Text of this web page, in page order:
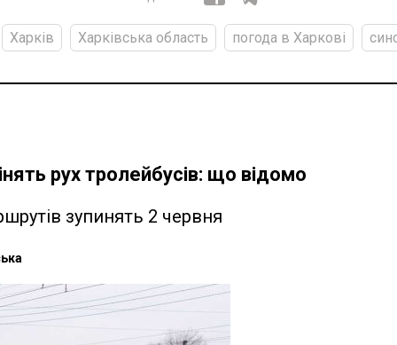
Харків Харківська область погода в Харкові
рух тролейбусів: що відомо
зупинять 2 червня